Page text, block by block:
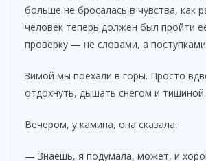
больше не бросалась в чувства, как
человек теперь должен был пройти
проверку — не словами, а
Зимой мы поехали в горы. Просто
отдохнуть, дышать снегом и тишиной.
Вечером, у камина, она сказала:
— Знаешь, я подумала, может, и